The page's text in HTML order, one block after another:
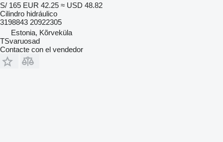
S/ 165 EUR 42.25 ≈ USD 48.82
Cilindro hidráulico
3198843 20922305
Estonia, Kõrveküla
TSvaruosad
Contacte con el vendedor